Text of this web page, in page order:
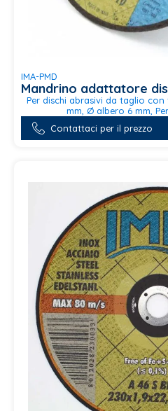
IMA-PMD
Mandrino adattatore
Per dischi abrasivi da taglio con
mm, Ø albero 6 mm,
Contattaci per il prezzo